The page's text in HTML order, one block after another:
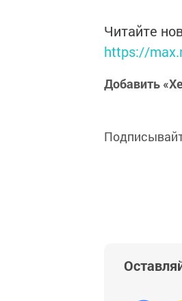
Читайте
https://
Добавить